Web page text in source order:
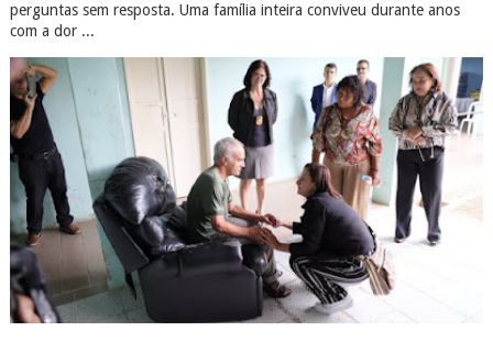
perguntas sem resposta. Uma família inteira conviveu durante anos
com a dor ...